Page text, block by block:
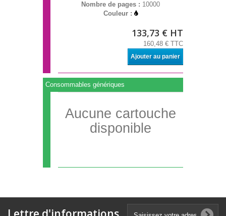
Nombre de pages : 10000
Couleur :
133,73 € HT
160,48 € TTC
Ajouter au panier
Consommables génériques
Aucune cartouche
disponible